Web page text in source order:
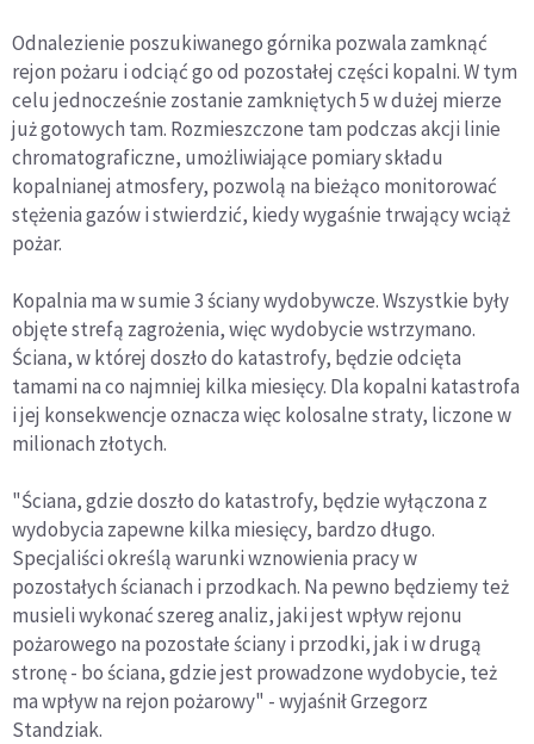
Odnalezienie poszukiwanego górnika pozwala zamknąć
rejon pożaru i odciąć go od pozostałej części kopalni. W tym
celu jednocześnie zostanie zamkniętych 5 w dużej mierze
już gotowych tam. Rozmieszczone tam podczas akcji linie
chromatograficzne, umożliwiające pomiary składu
kopalnianej atmosfery, pozwolą na bieżąco monitorować
stężenia gazów i stwierdzić, kiedy wygaśnie trwający wciąż
pożar.
Kopalnia ma w sumie 3 ściany wydobywcze. Wszystkie były
objęte strefą zagrożenia, więc wydobycie wstrzymano.
Ściana, w której doszło do katastrofy, będzie odcięta
tamami na co najmniej kilka miesięcy. Dla kopalni katastrofa
i jej konsekwencje oznacza więc kolosalne straty, liczone w
milionach złotych.
"Ściana, gdzie doszło do katastrofy, będzie wyłączona z
wydobycia zapewne kilka miesięcy, bardzo długo.
Specjaliści określą warunki wznowienia pracy w
pozostałych ścianach i przodkach. Na pewno będziemy też
musieli wykonać szereg analiz, jaki jest wpływ rejonu
pożarowego na pozostałe ściany i przodki, jak i w drugą
stronę - bo ściana, gdzie jest prowadzone wydobycie, też
ma wpływ na rejon pożarowy" - wyjaśnił Grzegorz
Standziak.